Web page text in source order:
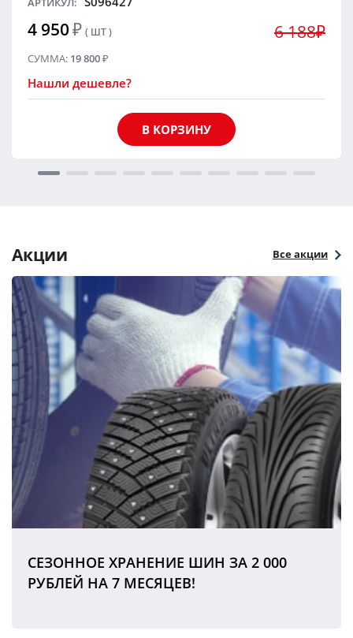
4 950₽ ( ШТ ) 6 188₽
СУММА: 19 800₽
Нашли дешевле?
В КОРЗИНУ
Акции Все акции
СЕЗОННОЕ ХРАНЕНИЕ ШИН ЗА 2 000
РУБЛЕЙ НА 7 МЕСЯЦЕВ!